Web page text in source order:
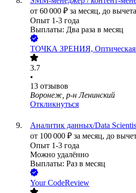
от 60 000 ₽ за месяц, до
Опыт 1-3 года
Выплаты: Два раза в месяц
ТОЧКА ЗРЕНИЯ, Оптическая
3.7
•
13 отзывов
Воронеж, р-н Ленинский
Откликнуться
Аналитик данных/Data
от 100 000 ₽ за месяц, до
Опыт 1-3 года
Можно удалённо
Выплаты: Раз в месяц
Your CodeReview